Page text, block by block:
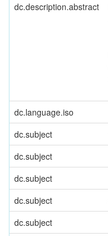
dc.description.abstract
dc.language.iso
dc.subject
dc.subject
dc.subject
dc.subject
dc.subject